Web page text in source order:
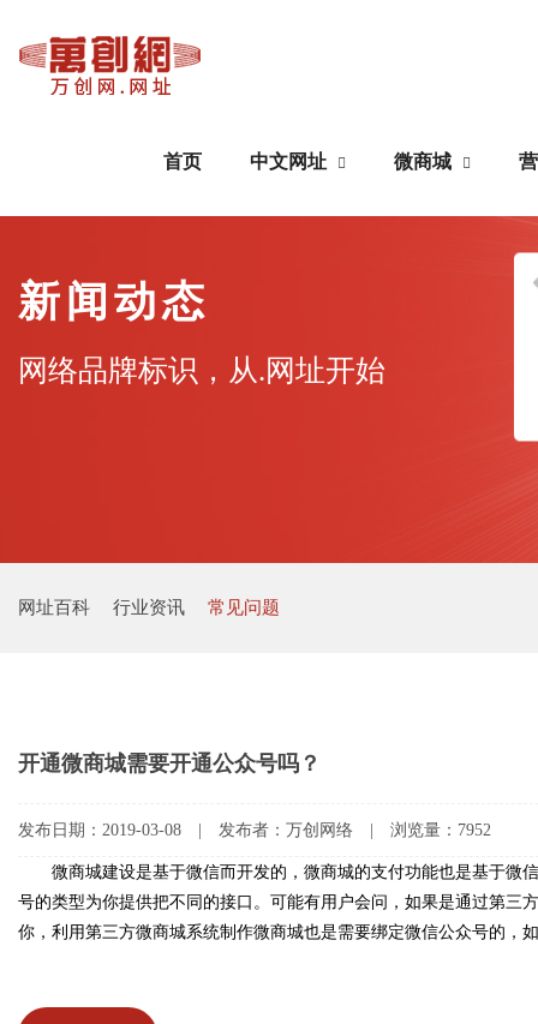
首页 中文网址 微商城
公众号搭建
新闻动态
网络品牌标识，从.网址开始
网址百科 行业资讯 常见问题
开通微商城需要开通公众号吗？
发布日期：2019-03-08 | 发布者：万创网络 | 浏览量：7952
微商城建设是基于微信而开发的，微商城的支付功能也是基于微
号的类型为你提供把不同的接口。可能有用户会问，如果是通过第三
你，利用第三方微商城系统制作微商城也是需要绑定微信公众号的，